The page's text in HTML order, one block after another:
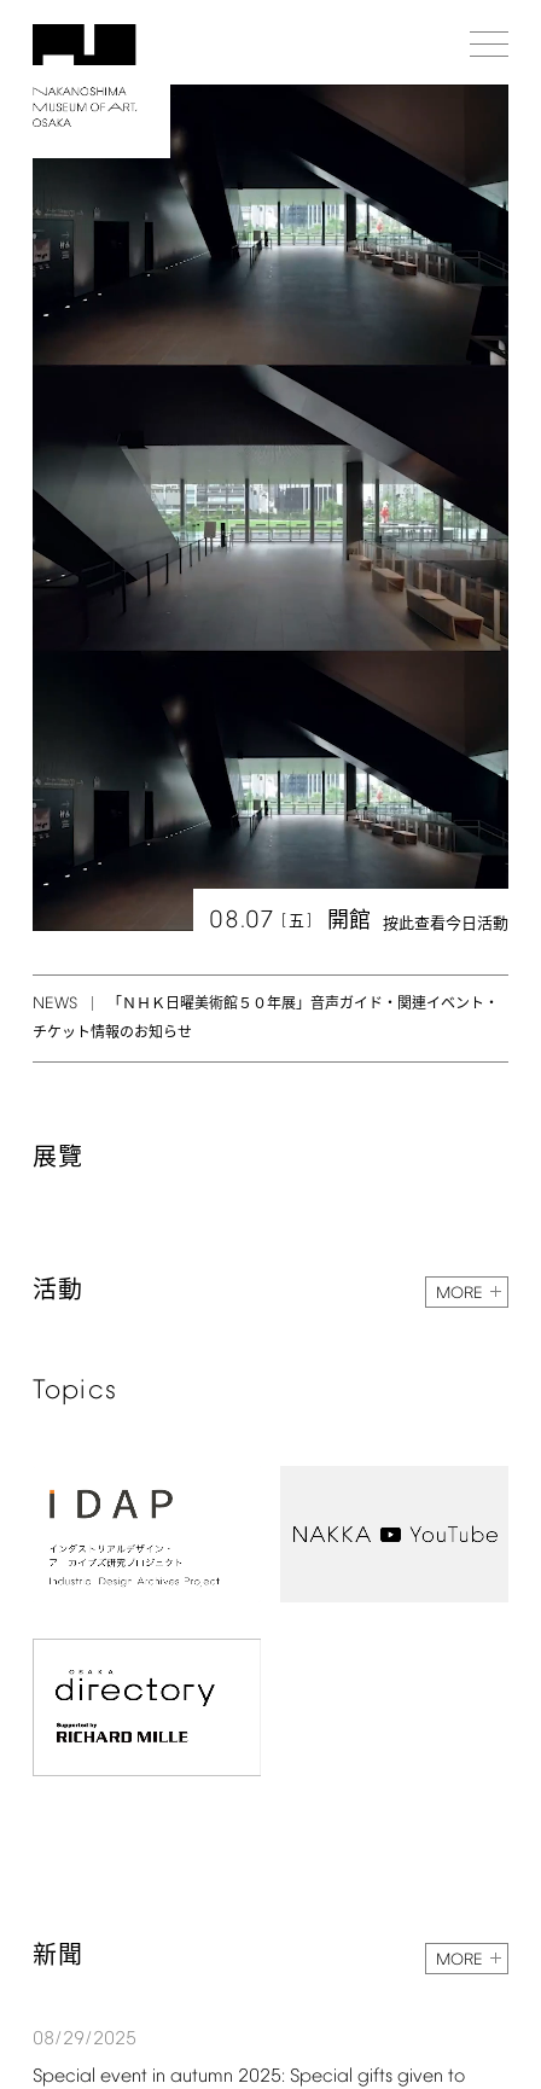
08.07 [ 五 ] 開館 按此查看今日活動
NEWS
「ＮＨＫ日曜美術館５０年展」音声ガイド・関連イベント・
チケット情報のお知らせ
展覽
活動 MORE
Topics
新聞 MORE
08/29/2025
Special event in autumn 2025: Special gifts given to